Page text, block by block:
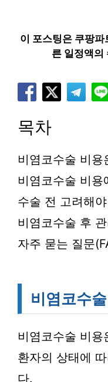
이 포스팅은 쿠팡
른 일정액의
목차
비염코수술 비용
비염코수술 비용
수술 전 고려해
비염코수술 후 관
자주 묻는 질문
비염코수
비염코수술 비
환자의 상태에
다.